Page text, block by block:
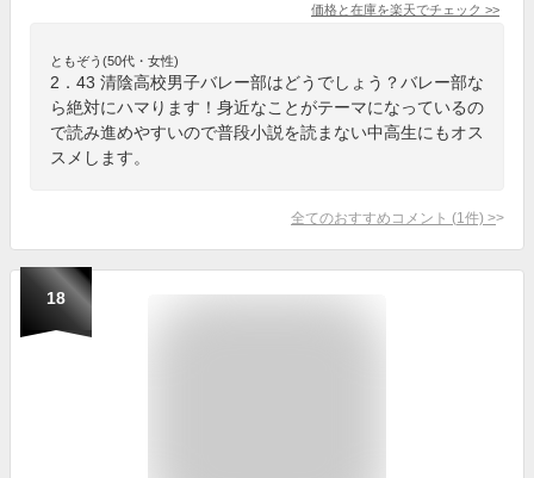
価格と在庫を楽天でチェック >>
ともぞう(50代・女性)
2．43 清陰高校男子バレー部はどうでしょう？バレー部な
ら絶対にハマります！身近なことがテーマになっているの
で読み進めやすいので普段小説を読まない中高生にもオス
スメします。
全てのおすすめコメント (1 件) >
18